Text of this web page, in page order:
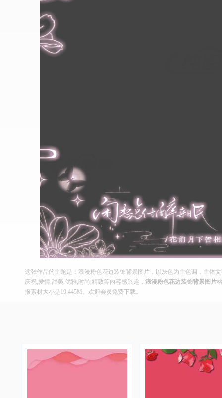
这张作品的主题是：浪漫粉色花边装饰背景图片，以灰色为主色调，主体
庆祝,爱情,甜美,优雅,时尚,精致等内容感兴趣， 浪漫粉色花边装饰背景图片
报素材大小是19.445M。欢迎会员免费下载。